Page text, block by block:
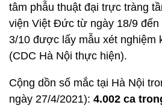
tâm phẫu thuật đại trực tràng
viện Việt Đức từ ngày 18/9 đến
3/10 được lấy mẫu xét nghiệm
(CDC Hà Nội thực hiện).
Cộng dồn số mắc tại Hà Nội
ngày 27/4/2021): 4.002 ca